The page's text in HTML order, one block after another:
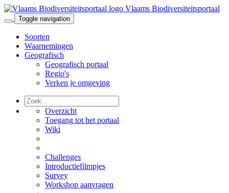
Vlaams Biodiversiteitsportaal
Toggle navigation
Soorten
Waarnemingen
Geografisch
Geografisch portaal
Regio's
Verken je omgeving
Overzicht
Toegang tot het portaal
Wiki
Challenges
Introductiefilmpjes
Survey
Workshop aanvragen